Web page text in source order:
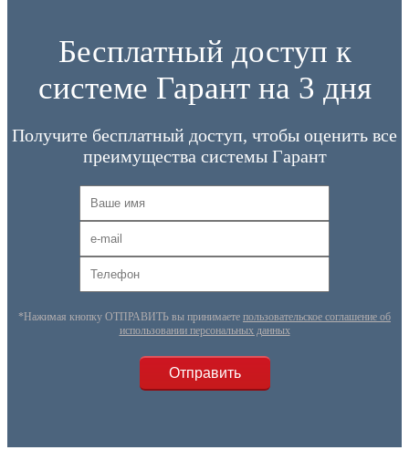
Бесплатный доступ к
системе Гарант на 3 дня
Получите бесплатный доступ, чтобы оценить все
преимущества системы Гарант
*Нажимая кнопку ОТПРАВИТЬ вы принимаете пользовательское соглашение об
использовании персональных данных